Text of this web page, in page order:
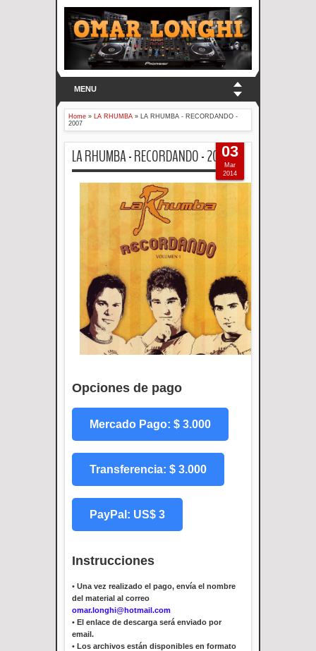
MENU
Home » LA RHUMBA »
LA RHUMBA - RECORDANDO -
2007
LA RHUMBA - RECORDANDO - 2007
Opciones de pago
Mercado Pago: $ 3.000
Transferencia: $ 3.000
PayPal: US$ 3
Instrucciones
• Una vez realizado el pago, envía el nombre
del material al correo
omar.longhi@hotmail.com
• El enlace de descarga será enviado por
email.
• Los archivos están disponibles en formato
03
Mar
2014